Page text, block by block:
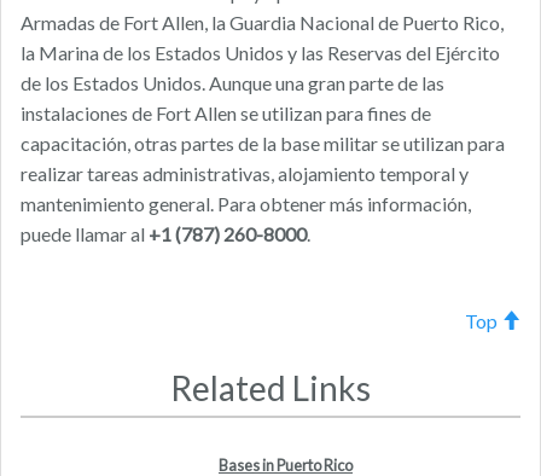
Armadas de Fort Allen, la Guardia Nacional de Puerto Rico,
la Marina de los Estados Unidos y las Reservas del Ejército
de los Estados Unidos. Aunque una gran parte de las
instalaciones de Fort Allen se utilizan para fines de
capacitación, otras partes de la base militar se utilizan para
realizar tareas administrativas, alojamiento temporal y
mantenimiento general. Para obtener más información,
puede llamar al +1 (787) 260-8000.
Top
Related Links
Bases in Puerto Rico